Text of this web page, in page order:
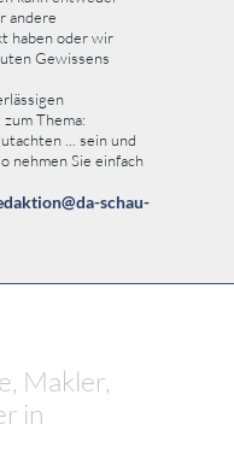
andere
haben oder wir
Gewissens
Thema:
... sein und
nehmen Sie einfach
schau-
Makler,
in